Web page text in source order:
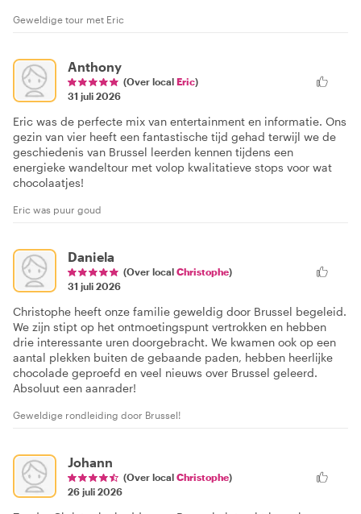
Geweldige tour met Eric
Anthony
(Over local Eric)
31 juli 2026
Eric was de perfecte mix van entertainment en informatie. Ons
gezin van vier heeft een fantastische tijd gehad terwijl we de
geschiedenis van Brussel leerden kennen tijdens een
energieke wandeltour met volop kwalitatieve stops voor wat
chocolaatjes!
Eric was puur goud
Daniela
(Over local Christophe)
31 juli 2026
Christophe heeft onze familie geweldig door Brussel begeleid.
We zijn stipt op het ontmoetingspunt vertrokken en hebben
drie interessante uren doorgebracht. We kwamen ook op een
aantal plekken buiten de gebaande paden, hebben heerlijke
chocolade geproefd en veel nieuws over Brussel geleerd.
Absoluut een aanrader!
Geweldige rondleiding door Brussel!
Johann
(Over local Christophe)
26 juli 2026